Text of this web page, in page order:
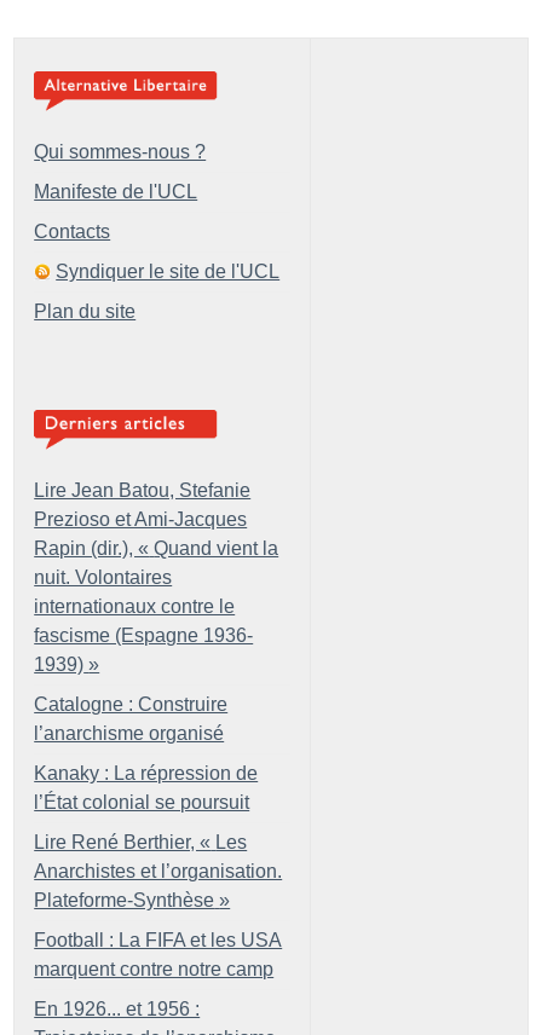
Qui sommes-nous ?
Manifeste de l'UCL
Contacts
Syndiquer le site de l'UCL
Plan du site
Lire Jean Batou, Stefanie
Prezioso et Ami-Jacques
Rapin (dir.), « Quand vient la
nuit. Volontaires
internationaux contre le
fascisme (Espagne 1936-
1939) »
Catalogne : Construire
l’anarchisme organisé
Kanaky : La répression de
l’État colonial se poursuit
Lire René Berthier, « Les
Anarchistes et l’organisation.
Plateforme-Synthèse »
Football : La FIFA et les USA
marquent contre notre camp
En 1926... et 1956 :